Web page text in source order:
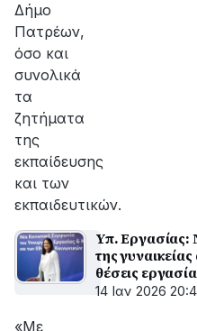
Δήμο
Πατρέων,
όσο και
συνολικά
τα
ζητήματα
της
εκπαίδευσης
και των
εκπαιδευτικών.
Υπ. Εργασίας:
της
θέσεις
14 Ιαν 2026
«Με